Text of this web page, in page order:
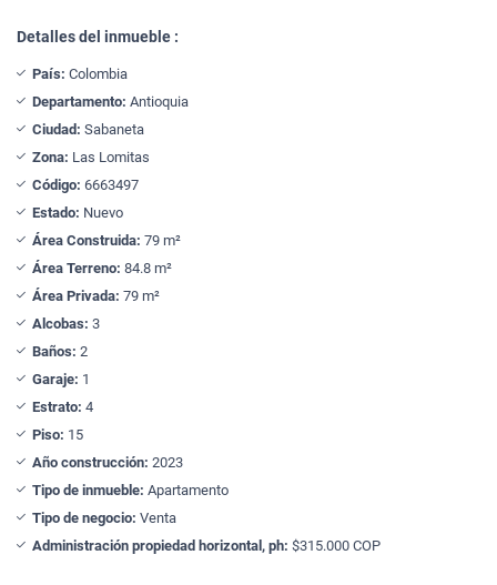
Detalles del inmueble :
País: Colombia
Departamento: Antioquia
Ciudad: Sabaneta
Zona: Las Lomitas
Código: 6663497
Estado: Nuevo
Área Construida: 79 m²
Área Terreno: 84.8 m²
Área Privada: 79 m²
Alcobas: 3
Baños: 2
Garaje: 1
Estrato: 4
Piso: 15
Año construcción: 2023
Tipo de inmueble: Apartamento
Tipo de negocio: Venta
Administración propiedad horizontal, ph: $315.000 COP